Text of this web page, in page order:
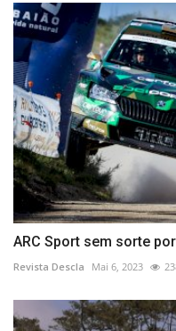
ARC Sport sem sorte
Revista Descla Mai 6, 2023